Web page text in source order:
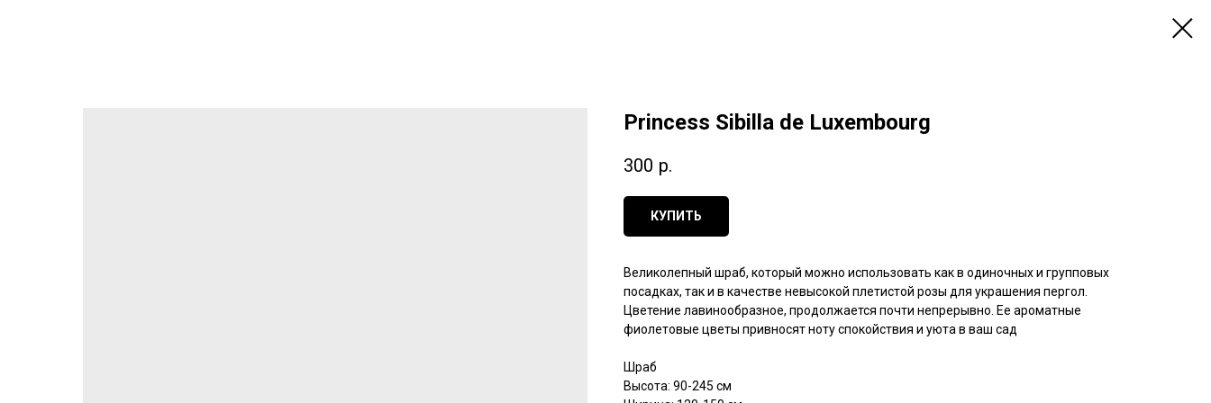
Princess Sibilla de Luxembourg
300 р.
КУПИТЬ
Великолепный шраб, который можно использовать как в одиночных и групповых
посадках, так и в качестве невысокой плетистой розы для украшения пергол.
Цветение лавинообразное, продолжается почти непрерывно. Ее ароматные
фиолетовые цветы привносят ноту спокойствия и уюта в ваш сад
Шраб
Высота: 90-245 см